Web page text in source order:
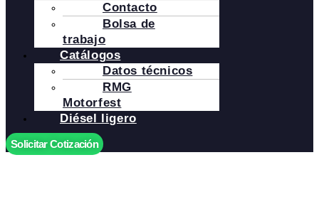
Contacto
Bolsa de
trabajo
Catálogos
Datos técnicos
RMG
Motorfest
Diésel ligero
Solicitar Cotización